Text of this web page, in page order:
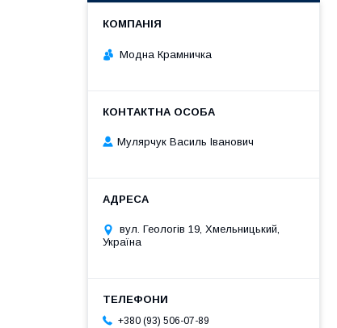
Модна Крамничка
Мулярчук Василь Іванович
вул. Геологів 19, Хмельницький,
Україна
+380 (93) 506-07-89